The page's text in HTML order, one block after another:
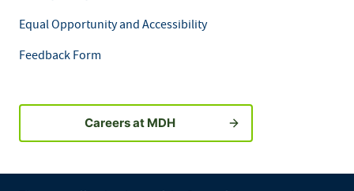
Equal Opportunity and Accessibility
Feedback Form
Careers at MDH